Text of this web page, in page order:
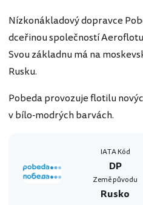
Nízkonákladový dopravce
dceřinou společností
Svou základnu má na
Rusku.
Pobeda provozuje flotilu
v bílo-modrých barvách.
IATA Kód
DP
Země původu
Rusko